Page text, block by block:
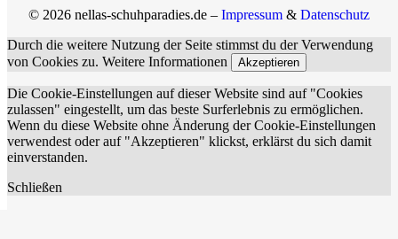
© 2026 nellas-schuhparadies.de – Impressum & Datenschutz
Durch die weitere Nutzung der Seite stimmst du der Verwendung
von Cookies zu. Weitere Informationen Akzeptieren
Die Cookie-Einstellungen auf dieser Website sind auf "Cookies
zulassen" eingestellt, um das beste Surferlebnis zu ermöglichen.
Wenn du diese Website ohne Änderung der Cookie-Einstellungen
verwendest oder auf "Akzeptieren" klickst, erklärst du sich damit
einverstanden.
Schließen